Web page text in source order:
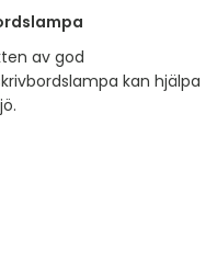
av god
kan hjälpa